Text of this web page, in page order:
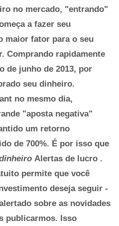
no mercado, "entrando"
a fazer seu
maior fator para o seu
Comprando rapidamente
de junho de 2013, por
seu dinheiro.
no mesmo dia,
"aposta negativa"
um retorno
de 700%. É por isso que
Alertas de lucro .
permite que você
deseja seguir -
sobre as novidades
publicarmos. Isso